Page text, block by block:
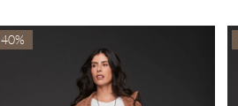
40%